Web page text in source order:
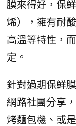
膜來得好，保
烯），擁有耐
高溫等特性，
定。
針對過期保鮮
網路社團分享
烤麵包機、或